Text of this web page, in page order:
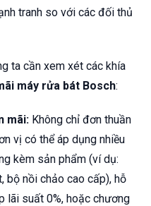
tranh so với các đối thủ
ta cần xem xét các khía
máy rửa bát Bosch:
mãi: Không chỉ đơn thuần
vị có thể áp dụng nhiều
kèm sản phẩm (ví dụ:
bộ nồi chảo cao cấp), hỗ
lãi suất 0%, hoặc chương